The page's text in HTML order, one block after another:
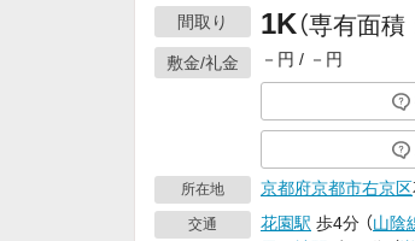
間取り 1K（専有面積
敷金/礼金 －円 / －円
所在地 京都府京都市右京区
交通 花園駅 歩4分 （山陰